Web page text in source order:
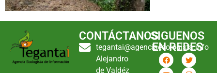
CONTÁCTANOS
tegantai@agenciaecologista.info
Alejandro
de Valdéz
SIGUENOS
EN REDES